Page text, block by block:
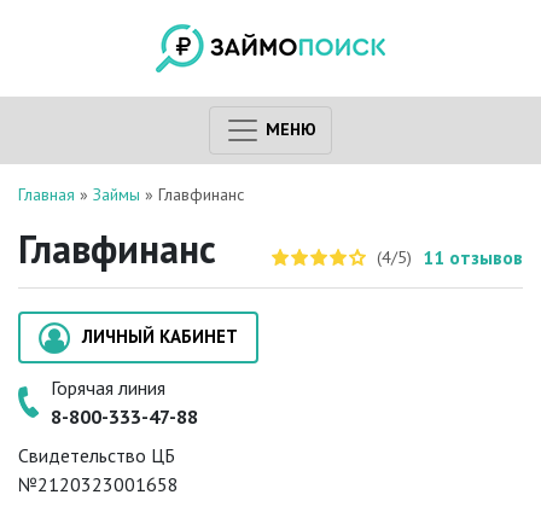
МЕНЮ
Главная » Займы » Главфинанс
Главфинанс (4/5) 11 отзывов
ЛИЧНЫЙ КАБИНЕТ
Горячая линия
8-800-333-47-88
Свидетельство ЦБ
№2120323001658